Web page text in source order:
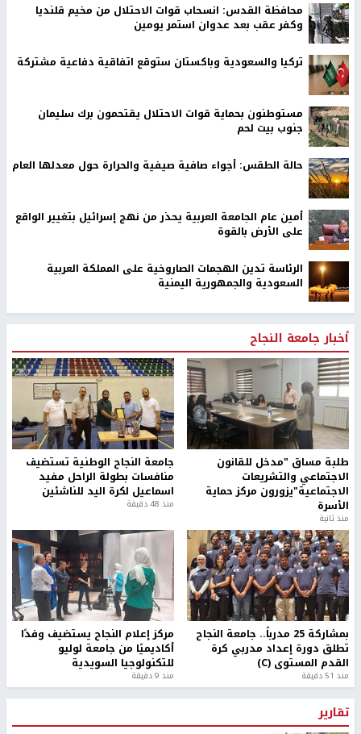
محافظة القدس: انسحاب قوات الاحتلال من مخيم قلنديا
وكفر عقب بعد عدوان استمر يومين
تركيا والسعودية وباكستان ستوقع اتفاقية دفاعية مشتركة
مستوطنون بحماية قوات الاحتلال يقتحمون برك سليمان
جنوب بيت لحم
حالة الطقس: أجواء صافية صيفية والحرارة حول معدلها العام
أمين عام الجامعة العربية يحذر من نهج إسرائيل بتغيير الواقع
على الأرض بالقوة
الرئاسة تدين الهجمات الصاروخية على المملكة العربية
السعودية والجمهورية اليمنية
أخبار جامعة النجاح
طلبة مساق "مدخل للقانون
الاجتماعي والتشريعات
الاجتماعية"يزورون مركز حماية
الأسرة
منذ ثانية
جامعة النجاح الوطنية تستضيف
منافسات بطولة الراحل مفيد
اسماعيل لكرة اليد للناشئين
منذ 48 دقيقة
بمشاركة 25 مدرباً.. جامعة النجاح
تطلق دورة إعداد مدربي كرة
القدم المستوى (C)
منذ 51 دقيقة
مركز إعلام النجاح يستضيف وفدًا
أكاديميًا من جامعة لوليو
للتكنولوجيا السويدية
منذ 9 دقيقة
تقارير